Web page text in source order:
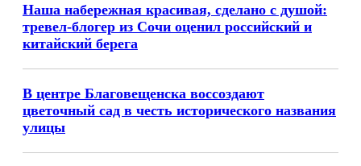
Наша набережная красивая, сделано с душой:
тревел-блогер из Сочи оценил российский и
китайский берега
В центре Благовещенска воссоздают
цветочный сад в честь исторического названия
улицы